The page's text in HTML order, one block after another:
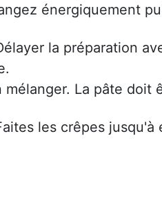
énergiquement
la préparation
mélanger. La pâte doit
les crêpes jusqu'à